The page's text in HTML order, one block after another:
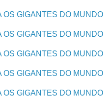
GIGANTES DO MUNDO
GIGANTES DO MUNDO
GIGANTES DO MUNDO
GIGANTES DO MUNDO
GIGANTES DO MUNDO